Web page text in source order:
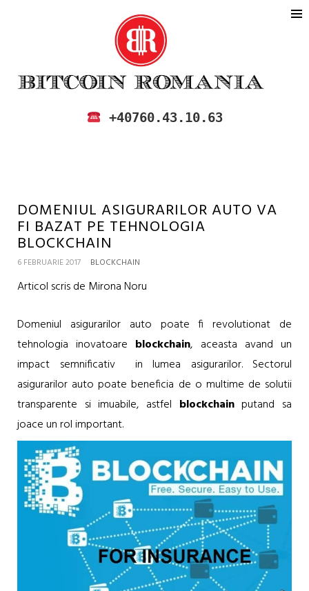
BITCOIN ROMANIA
CUMPARA SI VINDE BITCOIN IN
+40760.43.10.63
DOMENIUL ASIGURARILOR AUTO VA
FI BAZAT PE TEHNOLOGIA
BLOCKCHAIN
6 FEBRUARIE 2017 BLOCKCHAIN
Articol scris de Mirona Noru
Domeniul asigurarilor auto poate fi revolutionat de
tehnologia inovatoare blockchain, aceasta avand un
impact semnificativ in lumea asigurarilor. Sectorul
asigurarilor auto poate beneficia de o multime de solutii
transparente si imuabile, astfel blockchainputand sa
joace un rol important.